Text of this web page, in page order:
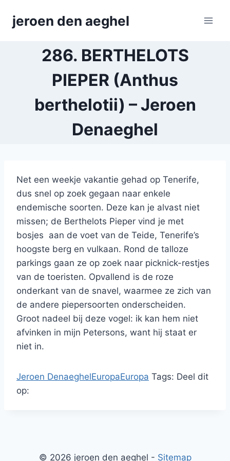
jeroen den aeghel
286. BERTHELOTS
PIEPER (Anthus
berthelotii) – Jeroen
Denaeghel
Net een weekje vakantie gehad op Tenerife,
dus snel op zoek gegaan naar enkele
endemische soorten. Deze kan je alvast niet
missen; de Berthelots Pieper vind je met
bosjes aan de voet van de Teide, Tenerife’s
hoogste berg en vulkaan. Rond de talloze
parkings gaan ze op zoek naar picknick-restjes
van de toeristen. Opvallend is de roze
onderkant van de snavel, waarmee ze zich van
de andere piepersoorten onderscheiden.
Groot nadeel bij deze vogel: ik kan hem niet
afvinken in mijn Petersons, want hij staat er
niet in.
Jeroen DenaeghelEuropaEuropa Tags: Deel dit
op:
© 2026 jeroen den aeghel - Sitemap